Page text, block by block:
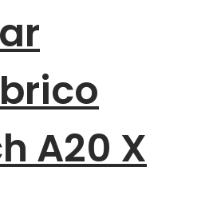
A20 X